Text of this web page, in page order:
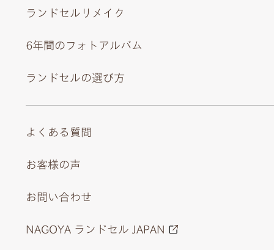
ランドセルリメイク
6年間のフォトアルバム
ランドセルの選び方
よくある質問
お客様の声
お問い合わせ
NAGOYA ランドセル JAPAN